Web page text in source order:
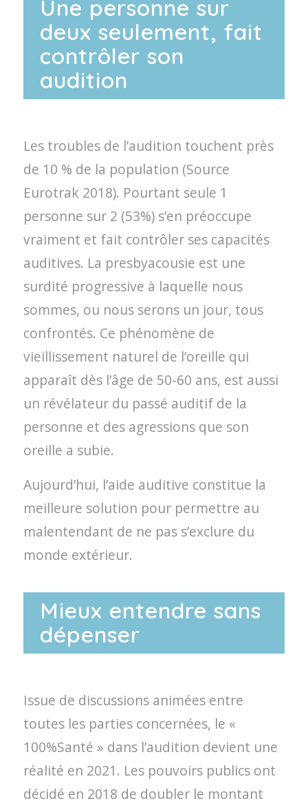
Une personne sur
deux seulement, fait
contrôler son
audition
Les troubles de l’audition touchent près
de 10 % de la population (Source
Eurotrak 2018). Pourtant seule 1
personne sur 2 (53%) s’en préoccupe
vraiment et fait contrôler ses capacités
auditives. La presbyacousie est une
surdité progressive à laquelle nous
sommes, ou nous serons un jour, tous
confrontés. Ce phénomène de
vieillissement naturel de l’oreille qui
apparaît dès l’âge de 50-60 ans, est aussi
un révélateur du passé auditif de la
personne et des agressions que son
oreille a subie.
Aujourd’hui, l’aide auditive constitue la
meilleure solution pour permettre au
malentendant de ne pas s’exclure du
monde extérieur.
Mieux entendre sans
dépenser
Issue de discussions animées entre
toutes les parties concernées, le «
100%Santé » dans l’audition devient une
réalité en 2021. Les pouvoirs publics ont
décidé en 2018 de doubler le montant